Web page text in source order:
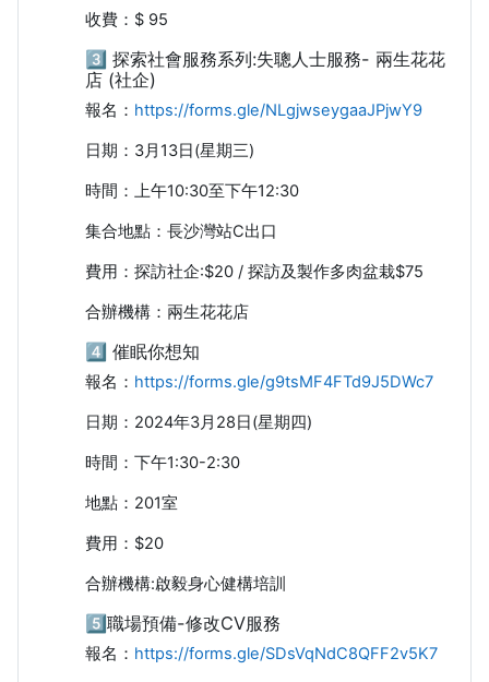
收費：$ 95
3️⃣ 探索社會服務系列:失聰人士服務- 兩生花花
店 (社企)
報名： https://forms.gle/NLgjwseygaaJPjwY9
日期：3月13日(星期三)
時間：上午10:30至下午12:30
集合地點：長沙灣站C出口
費用：探訪社企:$20 / 探訪及製作多肉盆栽$75
合辦機構：兩生花花店
4️⃣ 催眠你想知
報名： https://forms.gle/g9tsMF4FTd9J5DWc7
日期：2024年3月28日(星期四)
時間：下午1:30-2:30
地點：201室
費用：$20
合辦機構:啟毅身心健構培訓
5️⃣職場預備-修改CV服務
報名： https://forms.gle/SDsVqNdC8QFF2v5K7